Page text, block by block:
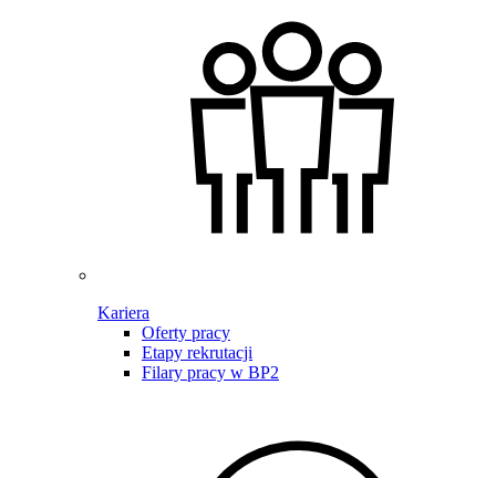
Kariera
Oferty pracy
Etapy rekrutacji
Filary pracy w BP2